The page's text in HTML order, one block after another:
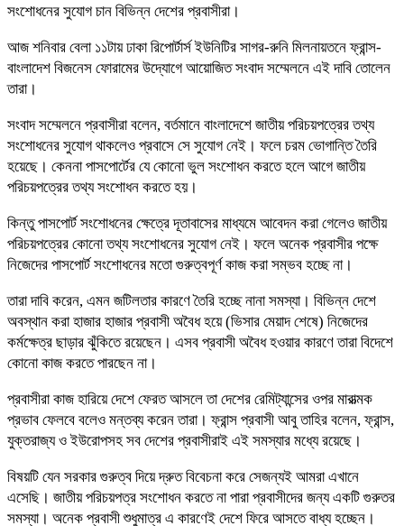
সংশোধনের সুযোগ চান বিভিন্ন দেশের প্রবাসীরা।
আজ শনিবার বেলা ১১টায় ঢাকা রিপোর্টার্স ইউনিটির সাগর-রুনি মিলনায়তনে ফ্রান্স-
বাংলাদেশ বিজনেস ফোরামের উদ্যোগে আয়োজিত সংবাদ সম্মেলনে এই দাবি তোলেন
তারা।
সংবাদ সম্মেলনে প্রবাসীরা বলেন, বর্তমানে বাংলাদেশে জাতীয় পরিচয়পত্রের তথ্য
সংশোধনের সুযোগ থাকলেও প্রবাসে সে সুযোগ নেই। ফলে চরম ভোগান্তি তৈরি
হয়েছে। কেননা পাসপোর্টের যে কোনো ভুল সংশোধন করতে হলে আগে জাতীয়
পরিচয়পত্রের তথ্য সংশোধন করতে হয়।
কিন্তু পাসপোর্ট সংশোধনের ক্ষেত্রে দূতাবাসের মাধ্যমে আবেদন করা গেলেও জাতীয়
পরিচয়পত্রের কোনো তথ্য সংশোধনের সুযোগ নেই। ফলে অনেক প্রবাসীর পক্ষে
নিজেদের পাসপোর্ট সংশোধনের মতো গুরুত্বপূর্ণ কাজ করা সম্ভব হচ্ছে না।
তারা দাবি করেন, এমন জটিলতার কারণে তৈরি হচ্ছে নানা সমস্যা। বিভিন্ন দেশে
অবস্থান করা হাজার হাজার প্রবাসী অবৈধ হয়ে (ভিসার মেয়াদ শেষে) নিজেদের
কর্মক্ষেত্র ছাড়ার ঝুঁকিতে রয়েছেন। এসব প্রবাসী অবৈধ হওয়ার কারণে তারা বিদেশে
কোনো কাজ করতে পারছেন না।
প্রবাসীরা কাজ হারিয়ে দেশে ফেরত আসলে তা দেশের রেমিট্যান্সের ওপর মারাত্মক
প্রভাব ফেলবে বলেও মন্তব্য করেন তারা। ফ্রান্স প্রবাসী আবু তাহির বলেন, ফ্রান্স,
যুক্তরাজ্য ও ইউরোপসহ সব দেশের প্রবাসীরাই এই সমস্যার মধ্যে রয়েছে।
বিষয়টি যেন সরকার গুরুত্ব দিয়ে দ্রুত বিবেচনা করে সেজন্যই আমরা এখানে
এসেছি। জাতীয় পরিচয়পত্র সংশোধন করতে না পারা প্রবাসীদের জন্য একটি গুরুতর
সমস্যা। অনেক প্রবাসী শুধুমাত্র এ কারণেই দেশে ফিরে আসতে বাধ্য হচ্ছেন।